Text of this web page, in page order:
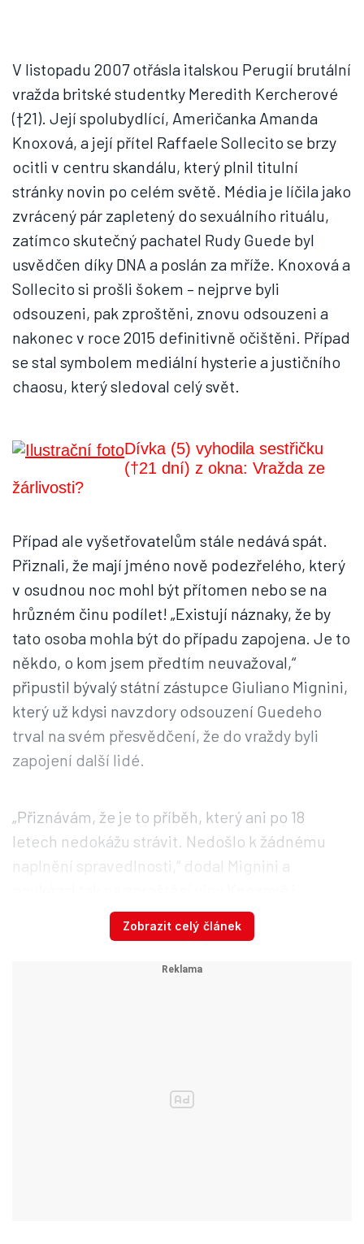
V listopadu 2007 otřásla italskou Perugií brutální
vražda britské studentky Meredith Kercherové
(†21). Její spolubydlící, Američanka Amanda
Knoxová, a její přítel Raffaele Sollecito se brzy
ocitli v centru skandálu, který plnil titulní
stránky novin po celém světě. Média je líčila jako
zvrácený pár zapletený do sexuálního rituálu,
zatímco skutečný pachatel Rudy Guede byl
usvědčen díky DNA a poslán za mříže. Knoxová a
Sollecito si prošli šokem – nejprve byli
odsouzeni, pak zproštěni, znovu odsouzeni a
nakonec v roce 2015 definitivně očištěni. Případ
se stal symbolem mediální hysterie a justičního
chaosu, který sledoval celý svět.
Dívka (5) vyhodila sestřičku
(†21 dní) z okna: Vražda ze
žárlivosti?
Případ ale vyšetřovatelům stále nedává spát.
Přiznali, že mají jméno nově podezřelého, který
v osudnou noc mohl být přítomen nebo se na
hrůzném činu podílet! „Existují náznaky, že by
tato osoba mohla být do případu zapojena. Je to
někdo, o kom jsem předtím neuvažoval,“
připustil bývalý státní zástupce Giuliano Mignini,
který už kdysi navzdory odsouzení Guedeho
trval na svém přesvědčení, že do vraždy byli
zapojení další lidé.
„Přiznávám, že je to příběh, který ani po 18
letech nedokážu strávit. Nedošlo k žádnému
naplnění spravedlnosti,“ dodal Mignini a
Sollecitiho a na zkrácený trest pro Guedeho,
který si odpykal jen 13 let a v roce 2021 byl
propuštěn na svobodu.
oficiálně obnoveno, přestože smrt Meredith
Zobrazit celý článek